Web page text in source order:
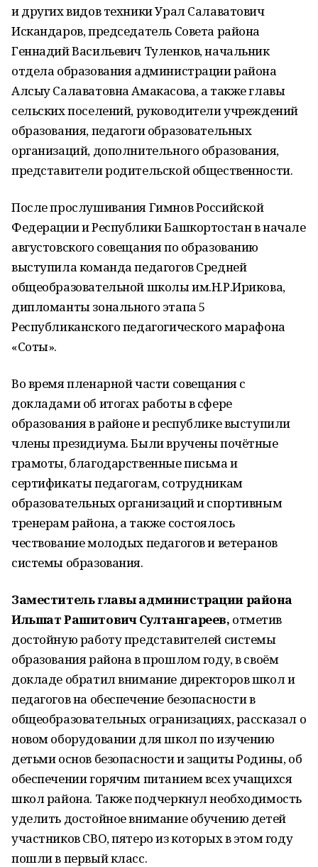
и других видов техники Урал Салаватович
Искандаров, председатель Совета района
Геннадий Васильевич Туленков, начальник
отдела образования администрации района
Алсыу Салаватовна Амакасова, а также главы
сельских поселений, руководители учреждений
образования, педагоги образовательных
организаций, дополнительного образования,
представители родительской общественности.
После прослушивания Гимнов Российской
Федерации и Республики Башкортостан в начале
августовского совещания по образованию
выступила команда педагогов Средней
общеобразовательной школы им.Н.Р.Ирикова,
дипломанты зонального этапа 5
Республиканского педагогического марафона
«Соты».
Во время пленарной части совещания с
докладами об итогах работы в сфере
образования в районе и республике выступили
члены президиума. Были вручены почётные
грамоты, благодарственные письма и
сертификаты педагогам, сотрудникам
образовательных организаций и спортивным
тренерам района, а также состоялось
чествование молодых педагогов и ветеранов
системы образования.
Заместитель главы администрации района
Ильшат Рашитович Султангареев, отметив
достойную работу представителей системы
образования района в прошлом году, в своём
докладе обратил внимание директоров школ и
педагогов на обеспечение безопасности в
общеобразовательных огранизациях, рассказал о
новом оборудовании для школ по изучению
детьми основ безопасности и защиты Родины, об
обеспечении горячим питанием всех учащихся
школ района. Также подчеркнул необходимость
уделить достойное внимание обучению детей
участников СВО, пятеро из которых в этом году
пошли в первый класс.